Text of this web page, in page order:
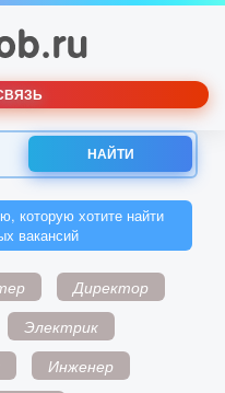
НАЙТИ
которую хотите найти
вакансий
Директор
Электрик
Инженер